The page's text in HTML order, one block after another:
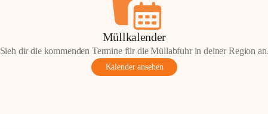
Müllkalender
Sieh dir die kommenden Termine für die Müllabfuhr in deiner Region
Kalender ansehen